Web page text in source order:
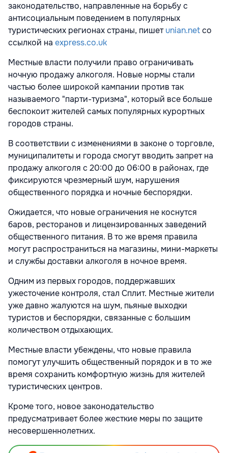
законодательство, направленные на борьбу с
антисоциальным поведением в популярных
туристических регионах страны, пишетunian.netсо
ссылкой на express.co.uk
Местные власти получили право ограничивать
ночную продажу алкоголя. Новые нормы стали
частью более широкой кампании против так
называемого "парти-туризма", который все больше
беспокоит жителей самых популярных курортных
городов страны.
В соответствии с изменениями в законе о торговле,
муниципалитеты и города смогут вводить запрет на
продажу алкоголя с 20:00 до 06:00 в районах, где
фиксируются чрезмерный шум, нарушения
общественного порядка и ночные беспорядки.
Ожидается, что новые ограничения не коснутся
баров, ресторанов и лицензированных заведений
общественного питания. В то же время правила
могут распространиться на магазины, мини-маркеты
и службы доставки алкоголя в ночное время.
Одним из первых городов, поддержавших
ужесточение контроля, стал Сплит. Местные жители
уже давно жалуются на шум, пьяные выходки
туристов и беспорядки, связанные с большим
количеством отдыхающих.
Местные власти убеждены, что новые правила
помогут улучшить общественный порядок и в то же
время сохранить комфортную жизнь для жителей
туристических центров.
Кроме того, новое законодательство
предусматривает более жесткие меры по защите
несовершеннолетних.